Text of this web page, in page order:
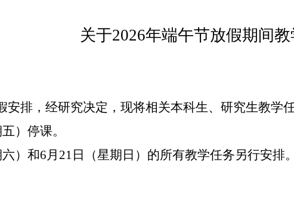
关于2026年端午节放假期间
安排，经研究决定，现将相关本科生、研究生教学
）停课。
）和6月21日（星期日）的所有教学任务另行安排。